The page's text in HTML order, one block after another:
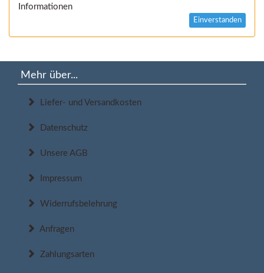
Informationen
Einverstanden
Mehr über...
Liefer- und Versandkosten
Datenschutz
Unsere AGB
Impressum
Widerrufsbelehrung
Anfragen
Zahlungsarten